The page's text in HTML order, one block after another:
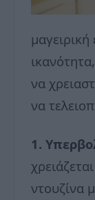
μαγειρική
να
να
1.
ντουζίνα